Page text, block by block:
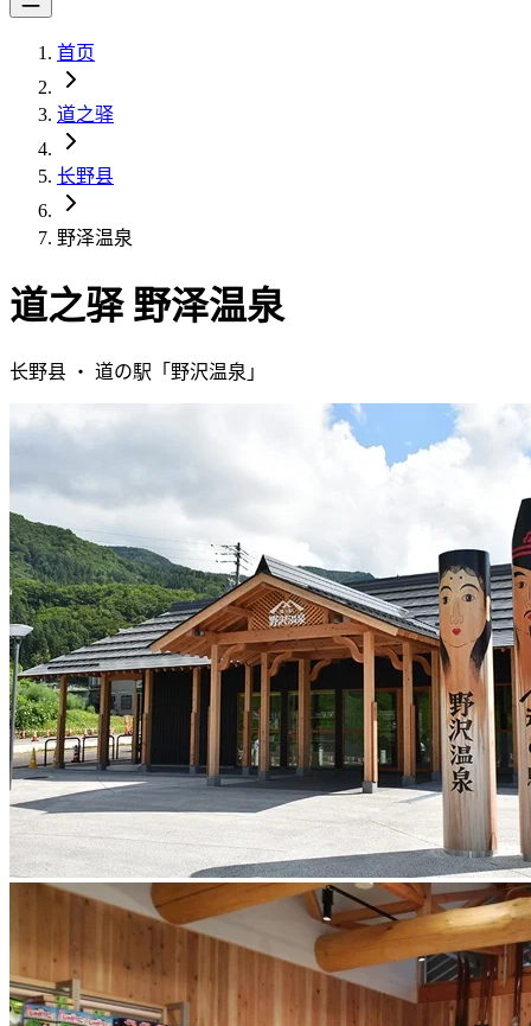
首页
道之驿
长野县
野泽温泉
道之驿 野泽温泉
长野县 ・ 道の駅「 野沢温泉 」